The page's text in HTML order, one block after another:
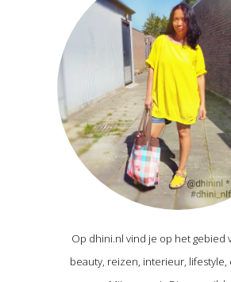
Op dhini.nl vind je op het gebied
beauty, reizen, interieur, lifestyle,